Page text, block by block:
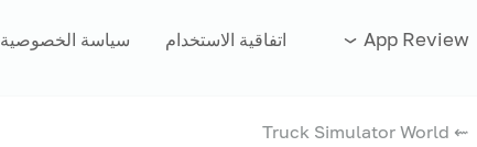
اتفاقية الاستخدام سياسة الخصوصية App Review
⇜ Truck Simulator World